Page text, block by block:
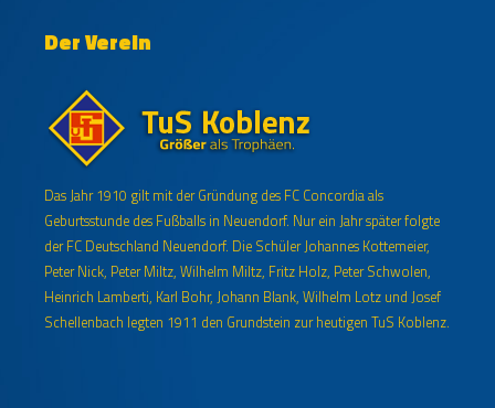
Der Verein
Das Jahr 1910 gilt mit der Gründung des FC Concordia als
Geburtsstunde des Fußballs in Neuendorf. Nur ein Jahr später folgte
der FC Deutschland Neuendorf. Die Schüler Johannes Kottemeier,
Peter Nick, Peter Miltz, Wilhelm Miltz, Fritz Holz, Peter Schwolen,
Heinrich Lamberti, Karl Bohr, Johann Blank, Wilhelm Lotz und Josef
Schellenbach legten 1911 den Grundstein zur heutigen TuS Koblenz.